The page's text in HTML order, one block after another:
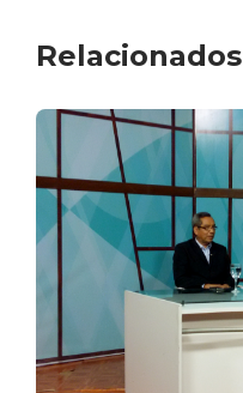
Relacionados